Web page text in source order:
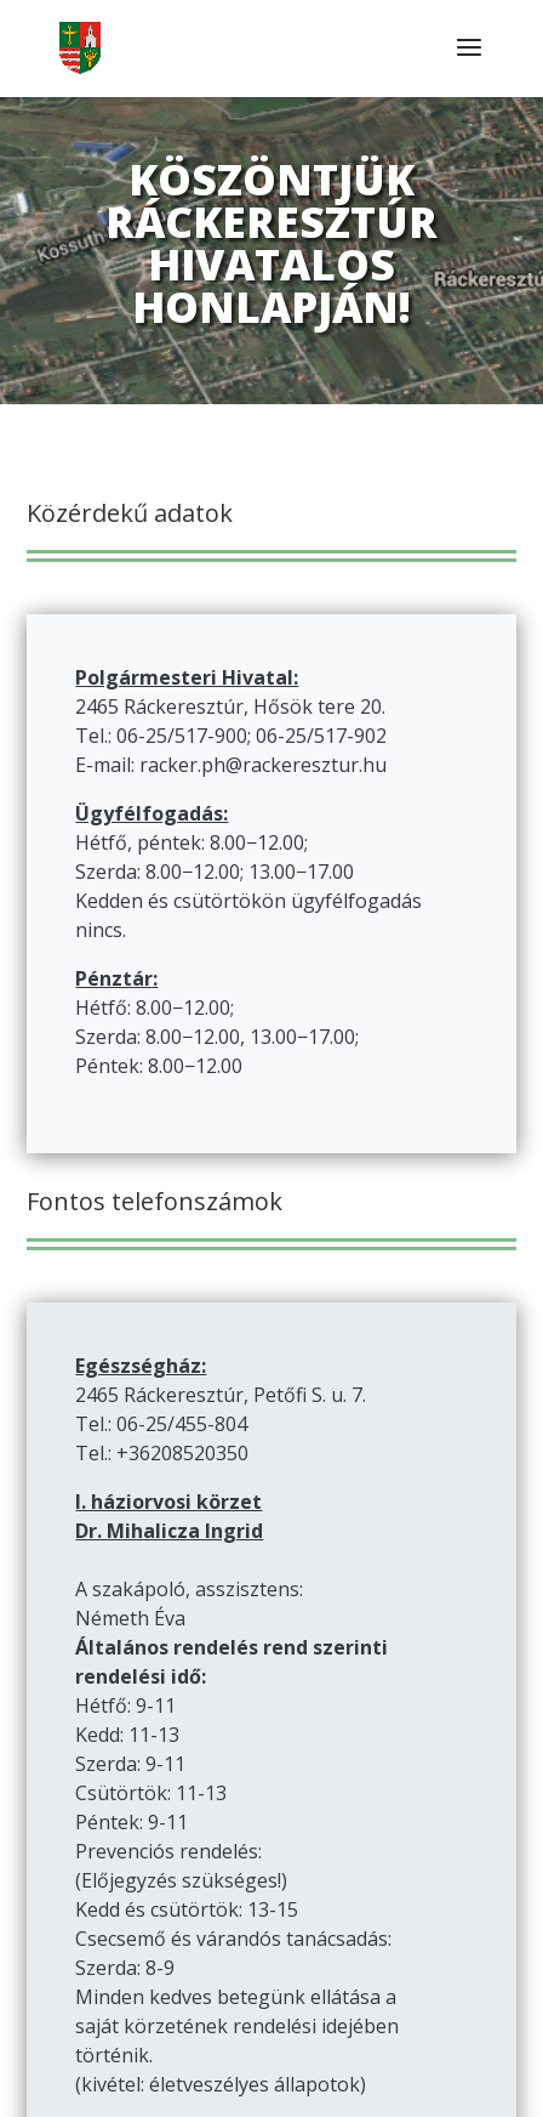
KÖSZÖNTJÜK
RÁCKERESZTÚR
HIVATALOS
HONLAPJÁN!
Közérdekű adatok
Polgármesteri Hivatal:
2465 Ráckeresztúr, Hősök tere 20.
Tel.: 06-25/517-900; 06-25/517-902
E-mail: racker.ph@rackeresztur.hu
Ügyfélfogadás:
Hétfő, péntek: 8.00−12.00;
Szerda: 8.00−12.00; 13.00−17.00
Kedden és csütörtökön ügyfélfogadás
nincs.
Pénztár:
Hétfő: 8.00−12.00;
Szerda: 8.00−12.00, 13.00−17.00;
Péntek: 8.00−12.00
Fontos telefonszámok
Egészségház:
2465 Ráckeresztúr, Petőfi S. u. 7.
Tel.: 06-25/455-804
Tel.: +36208520350
I. háziorvosi körzet
Dr. Mihalicza Ingrid
A szakápoló, asszisztens:
Németh Éva
Általános rendelés rend szerinti
rendelési idő:
Hétfő: 9-11
Kedd: 11-13
Szerda: 9-11
Csütörtök: 11-13
Péntek: 9-11
Prevenciós rendelés:
(Előjegyzés szükséges!)
Kedd és csütörtök: 13-15
Csecsemő és várandós tanácsadás:
Szerda: 8-9
Minden kedves betegünk ellátása a
saját körzetének rendelési idejében
történik.
(kivétel: életveszélyes állapotok)